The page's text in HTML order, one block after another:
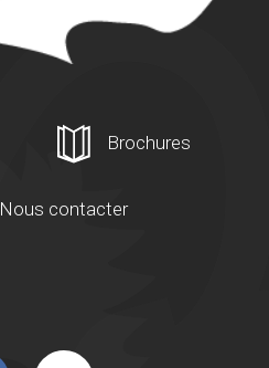
Brochures
Nous contacter